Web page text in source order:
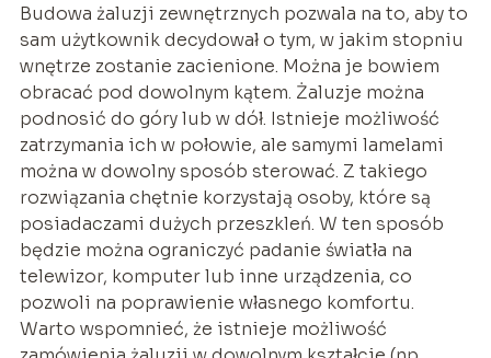
Budowa żaluzji zewnętrznych pozwala na to, aby to
sam użytkownik decydował o tym, w jakim stopniu
wnętrze zostanie zacienione. Można je bowiem
obracać pod dowolnym kątem. Żaluzje można
podnosić do góry lub w dół. Istnieje możliwość
zatrzymania ich w połowie, ale samymi lamelami
można w dowolny sposób sterować. Z takiego
rozwiązania chętnie korzystają osoby, które są
posiadaczami dużych przeszkleń. W ten sposób
będzie można ograniczyć padanie światła na
telewizor, komputer lub inne urządzenia, co
pozwoli na poprawienie własnego komfortu.
Warto wspomnieć, że istnieje możliwość